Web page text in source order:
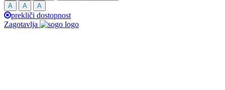
A
A A
prekliči dostopnost
Zagotavlja